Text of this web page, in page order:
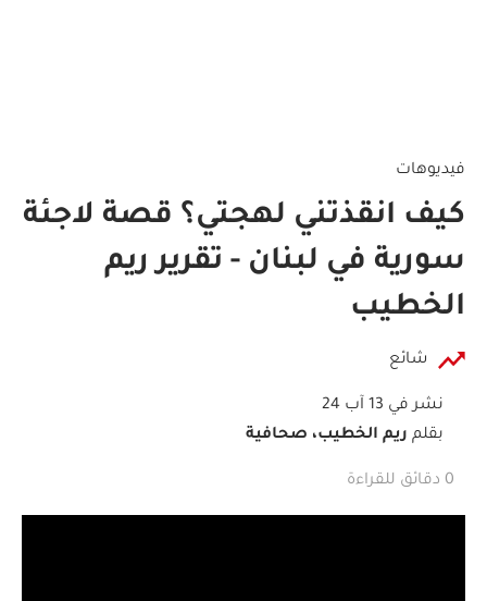
فيديوهات
كيف انقذتني لهجتي؟ قصة لاجئة
سورية في لبنان - تقرير ريم
الخطيب
شائع
نشر في 13 آب 24
بقلم ريم الخطيب، صحافية
0 دقائق للقراءة